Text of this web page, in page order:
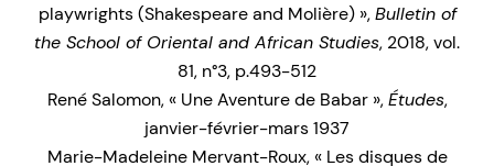
playwrights (Shakespeare and Molière) »,Bulletin of
the School of Oriental and African Studies, 2018, vol.
81, n°3, p.493-512
René Salomon, « Une Aventure de Babar »,Études,
janvier-février-mars 1937
Marie-Madeleine Mervant-Roux, « Les disques de